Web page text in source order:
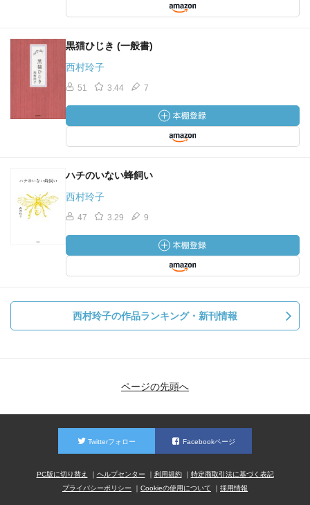
黒猫ひじき (一般書)
西村玲子
51 3.44 7
ハチのいない蜂飼い
西村玲子
47 3.29 9
西村玲子の作品ランキング・新刊情報
ページの先頭へ
Twitterフォロー Facebookページ
PC版に切り替え ヘルプセンター 利用規約
特定商取引法に基づく表記
プライバシーポリシー
Cookieの使用について 採用情報